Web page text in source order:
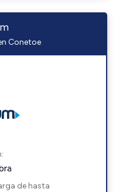
Conetoe
de hasta